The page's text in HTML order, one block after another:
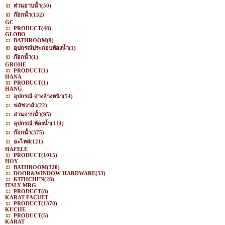
ส่วนอาบน้ำ(50)
ก๊อกน้ำ(132)
GC
PRODUCT(48)
GLOBO
BATHROOM(9)
อุปกรณ์ประกอบห้องน้ำ(1)
ก๊อกน้ำ(1)
GROHE
PRODUCT(1)
HANA
PRODUCT(1)
HANG
อุปกรณ์-อ่างล้างหน้า(54)
ฟลัชวาล์ว(22)
ส่วนอาบน้ำ(95)
อุปกรณ์-ห้องน้ำ(114)
ก๊อกน้ำ(375)
อะไหล่(121)
HAFELE
PRODUCT(1015)
HOY
BATHROOM(320)
DOOR&WINDOW HARDWARE(33)
KITHCHEN(28)
ITALY MRG
PRODUCT(8)
KARAT FACUET
PRODUCT(1370)
KUCHE
PRODUCT(5)
KARAT